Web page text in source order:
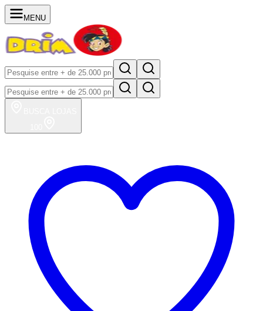
MENU